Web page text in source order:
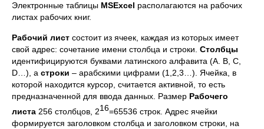
Электронные таблицы MSExcel располагаются на рабочих
листах рабочих книг.
Рабочий лист состоит из ячеек, каждая из которых имеет
свой адрес: сочетание имени столбца и строки. Столбцы
идентифицируются буквами латинского алфавита (А. B, C,
D…), а строки – арабскими цифрами (1,2,3…). Ячейка, в
которой находится курсор, считается активной, то есть
предназначенной для ввода данных. Размер Рабочего
листа 256 столбцов, 216=65536 строк. Адрес ячейки
формируется заголовком столбца и заголовком строки, на